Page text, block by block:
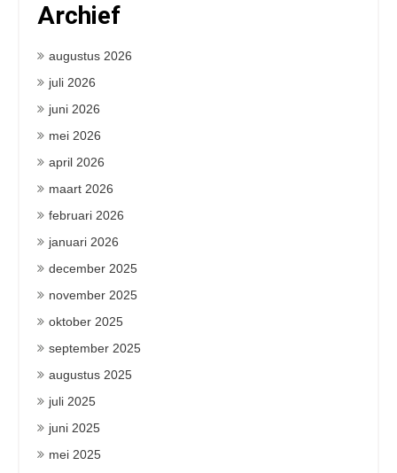
Archief
augustus 2026
juli 2026
juni 2026
mei 2026
april 2026
maart 2026
februari 2026
januari 2026
december 2025
november 2025
oktober 2025
september 2025
augustus 2025
juli 2025
juni 2025
mei 2025